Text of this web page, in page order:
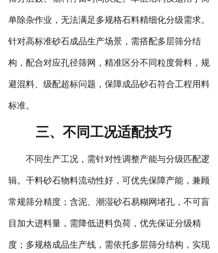
单除杂作业，无法满足多规格石料精细化分级需求。
针对高标准砂石成品生产场景，需搭配多层筛分结
构，配合对应孔径筛网，精准区分不同粒度骨料，规
避混料、级配超标问题，保障成品砂石符合工程用料
标准。
三、不同工况适配技巧
不同生产工况，需针对性调整产能与分级匹配逻
辑。干料砂石物料流动性好，可优先保障产能，兼顾
常规筛分精度；含泥、潮湿砂石易糊网堵孔，不可盲
目加大进料量，需降低进料负荷，优先保证分级精
度；多规格成品生产线，需依托多层筛分结构，实现